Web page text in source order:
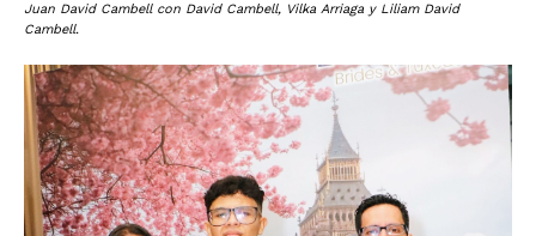
Juan David Cambell con David Cambell, Vilka Arriaga y Liliam David
Cambell.